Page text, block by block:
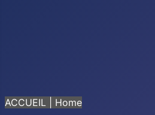
ACCUEIL | Home